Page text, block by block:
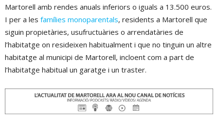
Martorell amb rendes anuals inferiors o iguals a 13.500 euros.
I per a les famílies monoparentals, residents a Martorell que
siguin propietàries, usufructuàries o arrendatàries de
l’habitatge on resideixen habitualment i que no tinguin un altre
habitatge al municipi de Martorell, incloent com a part de
l’habitatge habitual un garatge i un traster.